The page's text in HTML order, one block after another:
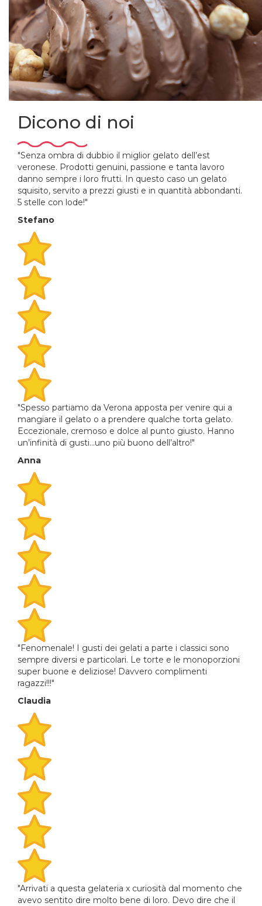
Dicono di noi
"Senza ombra di dubbio il miglior gelato dell’est
veronese. Prodotti genuini, passione e tanta lavoro
danno sempre i loro frutti. In questo caso un gelato
squisito, servito a prezzi giusti e in quantità abbondanti.
5 stelle con lode!"
Stefano
"Spesso partiamo da Verona apposta per venire qui a
mangiare il gelato o a prendere qualche torta gelato.
Eccezionale, cremoso e dolce al punto giusto. Hanno
un’infinità di gusti...uno più buono dell’altro!"
Anna
"Fenomenale! I gusti dei gelati a parte i classici sono
sempre diversi e particolari. Le torte e le monoporzioni
super buone e deliziose! Davvero complimenti
ragazzi!!!"
Claudia
"Arrivati a questa gelateria x curiosità dal momento che
avevo sentito dire molto bene di loro. Devo dire che il